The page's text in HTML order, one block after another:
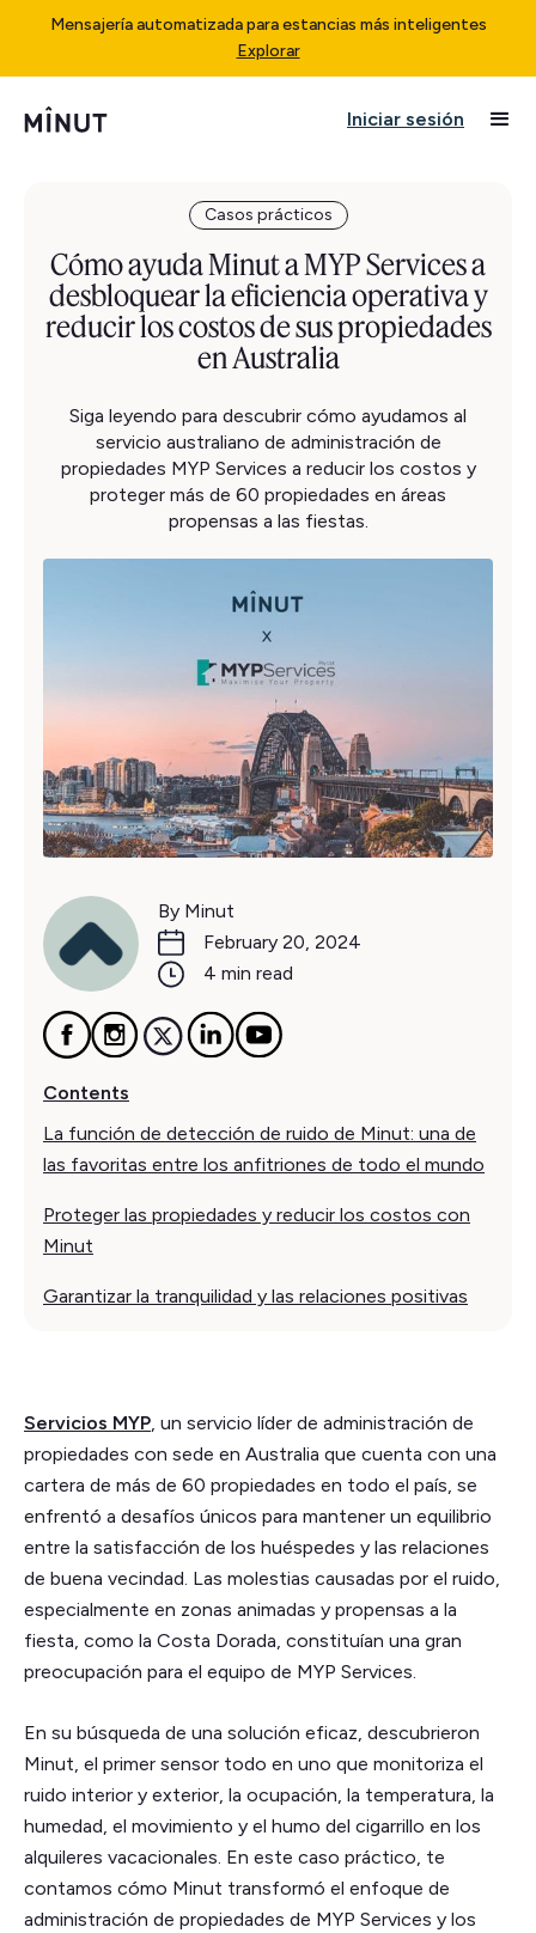
Mensajería automatizada para estancias más inteligentes
Explorar
Iniciar sesión
Casos prácticos
Cómo ayuda Minut a MYP Services a
desbloquear la eficiencia operativa y
reducir los costos de sus propiedades
en Australia
Siga leyendo para descubrir cómo ayudamos al
servicio australiano de administración de
propiedades MYP Services a reducir los costos y
proteger más de 60 propiedades en áreas
propensas a las fiestas.
By Minut
February 20, 2024
4 min read
Contents
La función de detección de ruido de Minut: una de
las favoritas entre los anfitriones de todo el mundo
Proteger las propiedades y reducir los costos con
Minut
Garantizar la tranquilidad y las relaciones positivas
Servicios MYP, un servicio líder de administración de
propiedades con sede en Australia que cuenta con una
cartera de más de 60 propiedades en todo el país, se
enfrentó a desafíos únicos para mantener un equilibrio
entre la satisfacción de los huéspedes y las relaciones
de buena vecindad. Las molestias causadas por el ruido,
especialmente en zonas animadas y propensas a la
fiesta, como la Costa Dorada, constituían una gran
preocupación para el equipo de MYP Services.
En su búsqueda de una solución eficaz, descubrieron
Minut, el primer sensor todo en uno que monitoriza el
ruido interior y exterior, la ocupación, la temperatura, la
humedad, el movimiento y el humo del cigarrillo en los
alquileres vacacionales. En este caso práctico, te
contamos cómo Minut transformó el enfoque de
administración de propiedades de MYP Services y los